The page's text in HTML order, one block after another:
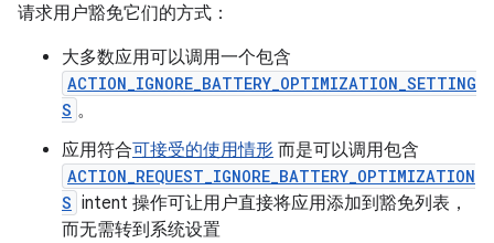
请求用户豁免它们的方式：
大多数应用可以调用一个包含
ACTION_IGNORE_BATTERY_OPTIMIZATION_SETTING
S 。
应用符合可接受的使用情形 而是可以调用包含
ACTION_REQUEST_IGNORE_BATTERY_OPTIMIZATION
S intent 操作可让用户直接将应用添加到豁免列表，
而无需转到系统设置